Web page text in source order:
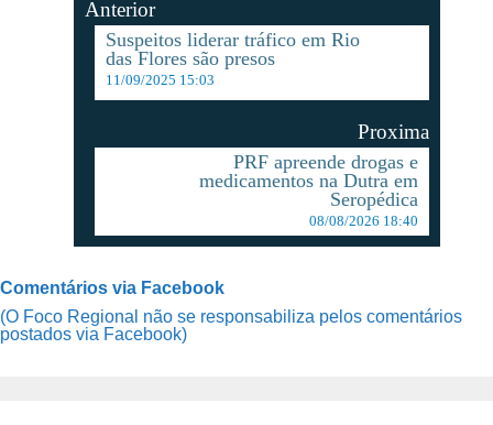
Anterior
Suspeitos liderar tráfico em Rio
das Flores são presos
11/09/2025 15:03
Proxima
PRF apreende drogas e
medicamentos na Dutra em
Seropédica
08/08/2026 18:40
Comentários via Facebook
(O Foco Regional não se responsabiliza pelos comentários
postados via Facebook)